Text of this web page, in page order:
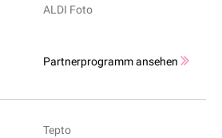
ALDI Foto
Partnerprogramm ansehen
Tepto